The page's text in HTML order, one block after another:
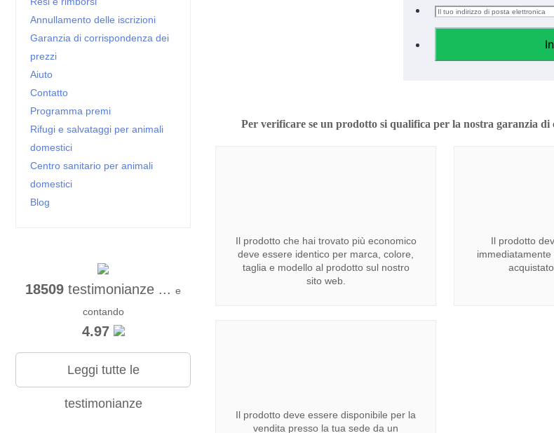
Annullamento delle iscrizioni
Garanzia di corrispondenza dei
prezzi
Aiuto
Contatto
Programma premi
Rifugi e salvataggi per animali
domestici
Centro sanitario per animali
domestici
Blog
18509 testimonianze ... e
contando
4.97
Leggi tutte le
testimonianze
Per verificare se un prodotto si qualifica per la nostra garanzia
Il prodotto che hai trovato più economico
deve essere identico per marca, colore,
taglia e modello al prodotto sul nostro
sito web.
Il prodotto
Il prodotto deve essere disponibile per la
vendita presso la tua sede da un